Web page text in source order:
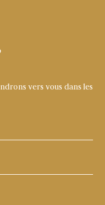
vers vous dans les